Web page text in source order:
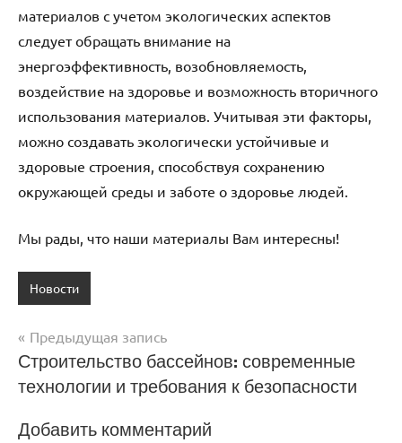
материалов с учетом экологических аспектов
следует обращать внимание на
энергоэффективность, возобновляемость,
воздействие на здоровье и возможность вторичного
использования материалов. Учитывая эти факторы,
можно создавать экологически устойчивые и
здоровые строения, способствуя сохранению
окружающей среды и заботе о здоровье людей.
Мы рады, что наши материалы Вам интересны!
Новости
Навигация
по
записям
Предыдущая запись
Строительство бассейнов: современные
технологии и требования к безопасности
Добавить комментарий